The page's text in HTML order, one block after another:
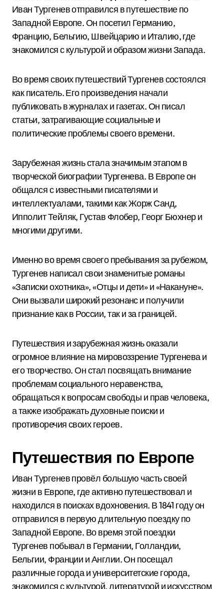
Иван Тургенев отправился в путешествие по
Западной Европе. Он посетил Германию,
Францию, Бельгию, Швейцарию и Италию, где
знакомился с культурой и образом жизни Запада.
Во время своих путешествий Тургенев состоялся
как писатель. Его произведения начали
публиковать в журналах и газетах. Он писал
статьи, затрагивающие социальные и
политические проблемы своего времени.
Зарубежная жизнь стала значимым этапом в
творческой биографии Тургенева. В Европе он
общался с известными писателями и
интеллектуалами, такими как Жорж Санд,
Ипполит Тейляк, Густав Флобер, Георг Бюхнер и
многими другими.
Именно во время своего пребывания за рубежом,
Тургенев написал свои знаменитые романы
«Записки охотника», «Отцы и дети» и «Накануне».
Они вызвали широкий резонанс и получили
признание как в России, так и за границей.
Путешествия и зарубежная жизнь оказали
огромное влияние на мировоззрение Тургенева и
его творчество. Он стал посвящать внимание
проблемам социального неравенства,
обращаться к вопросам свободы и прав человека,
а также изображать духовные поиски и
противоречия своих героев.
Путешествия по Европе
Иван Тургенев провёл большую часть своей
жизни в Европе, где активно путешествовал и
находился в поисках вдохновения. В 1841 году он
отправился в первую длительную поездку по
Западной Европе. Во время этой поездки
Тургенев побывал в Германии, Голландии,
Бельгии, Франции и Англии. Он посещал
различные города и университетские города,
знакомился с культурой, литературой и искусством